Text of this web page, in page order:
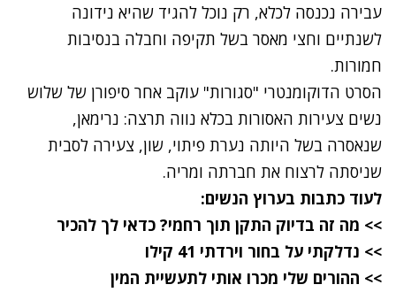
עבירה נכנסה לכלא, רק נוכל להגיד שהיא נידונה
לשנתיים וחצי מאסר בשל תקיפה וחבלה בנסיבות
חמורות.
הסרט הדוקומנטרי "סגורות" עוקב אחר סיפורן של שלוש
נשים צעירות האסורות בכלא נווה תרצה: נרימאן,
שנאסרה בשל היותה נערת פיתוי, שון, צעירה לסבית
שניסתה לרצוח את חברתה ומריה.
לעוד כתבות בערוץ הנשים:
>> מה זה בדיוק התקן תוך רחמי? כדאי לך להכיר
>> נדלקתי על בחור וירדתי 41 קילו
>> ההורים שלי מכרו אותי לתעשיית המין